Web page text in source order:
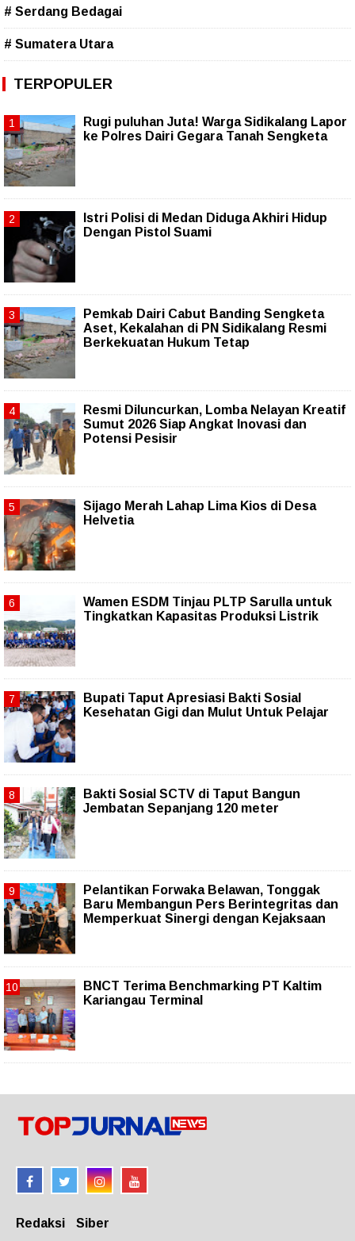
# Serdang Bedagai
# Sumatera Utara
TERPOPULER
Rugi puluhan Juta! Warga Sidikalang Lapor
ke Polres Dairi Gegara Tanah Sengketa
Istri Polisi di Medan Diduga Akhiri Hidup
Dengan Pistol Suami
Pemkab Dairi Cabut Banding Sengketa
Aset, Kekalahan di PN Sidikalang Resmi
Berkekuatan Hukum Tetap
Resmi Diluncurkan, Lomba Nelayan Kreatif
Sumut 2026 Siap Angkat Inovasi dan
Potensi Pesisir
Sijago Merah Lahap Lima Kios di Desa
Helvetia
Wamen ESDM Tinjau PLTP Sarulla untuk
Tingkatkan Kapasitas Produksi Listrik
Bupati Taput Apresiasi Bakti Sosial
Kesehatan Gigi dan Mulut Untuk Pelajar
Bakti Sosial SCTV di Taput Bangun
Jembatan Sepanjang 120 meter
Pelantikan Forwaka Belawan, Tonggak
Baru Membangun Pers Berintegritas dan
Memperkuat Sinergi dengan Kejaksaan
BNCT Terima Benchmarking PT Kaltim
Kariangau Terminal
Redaksi Siber